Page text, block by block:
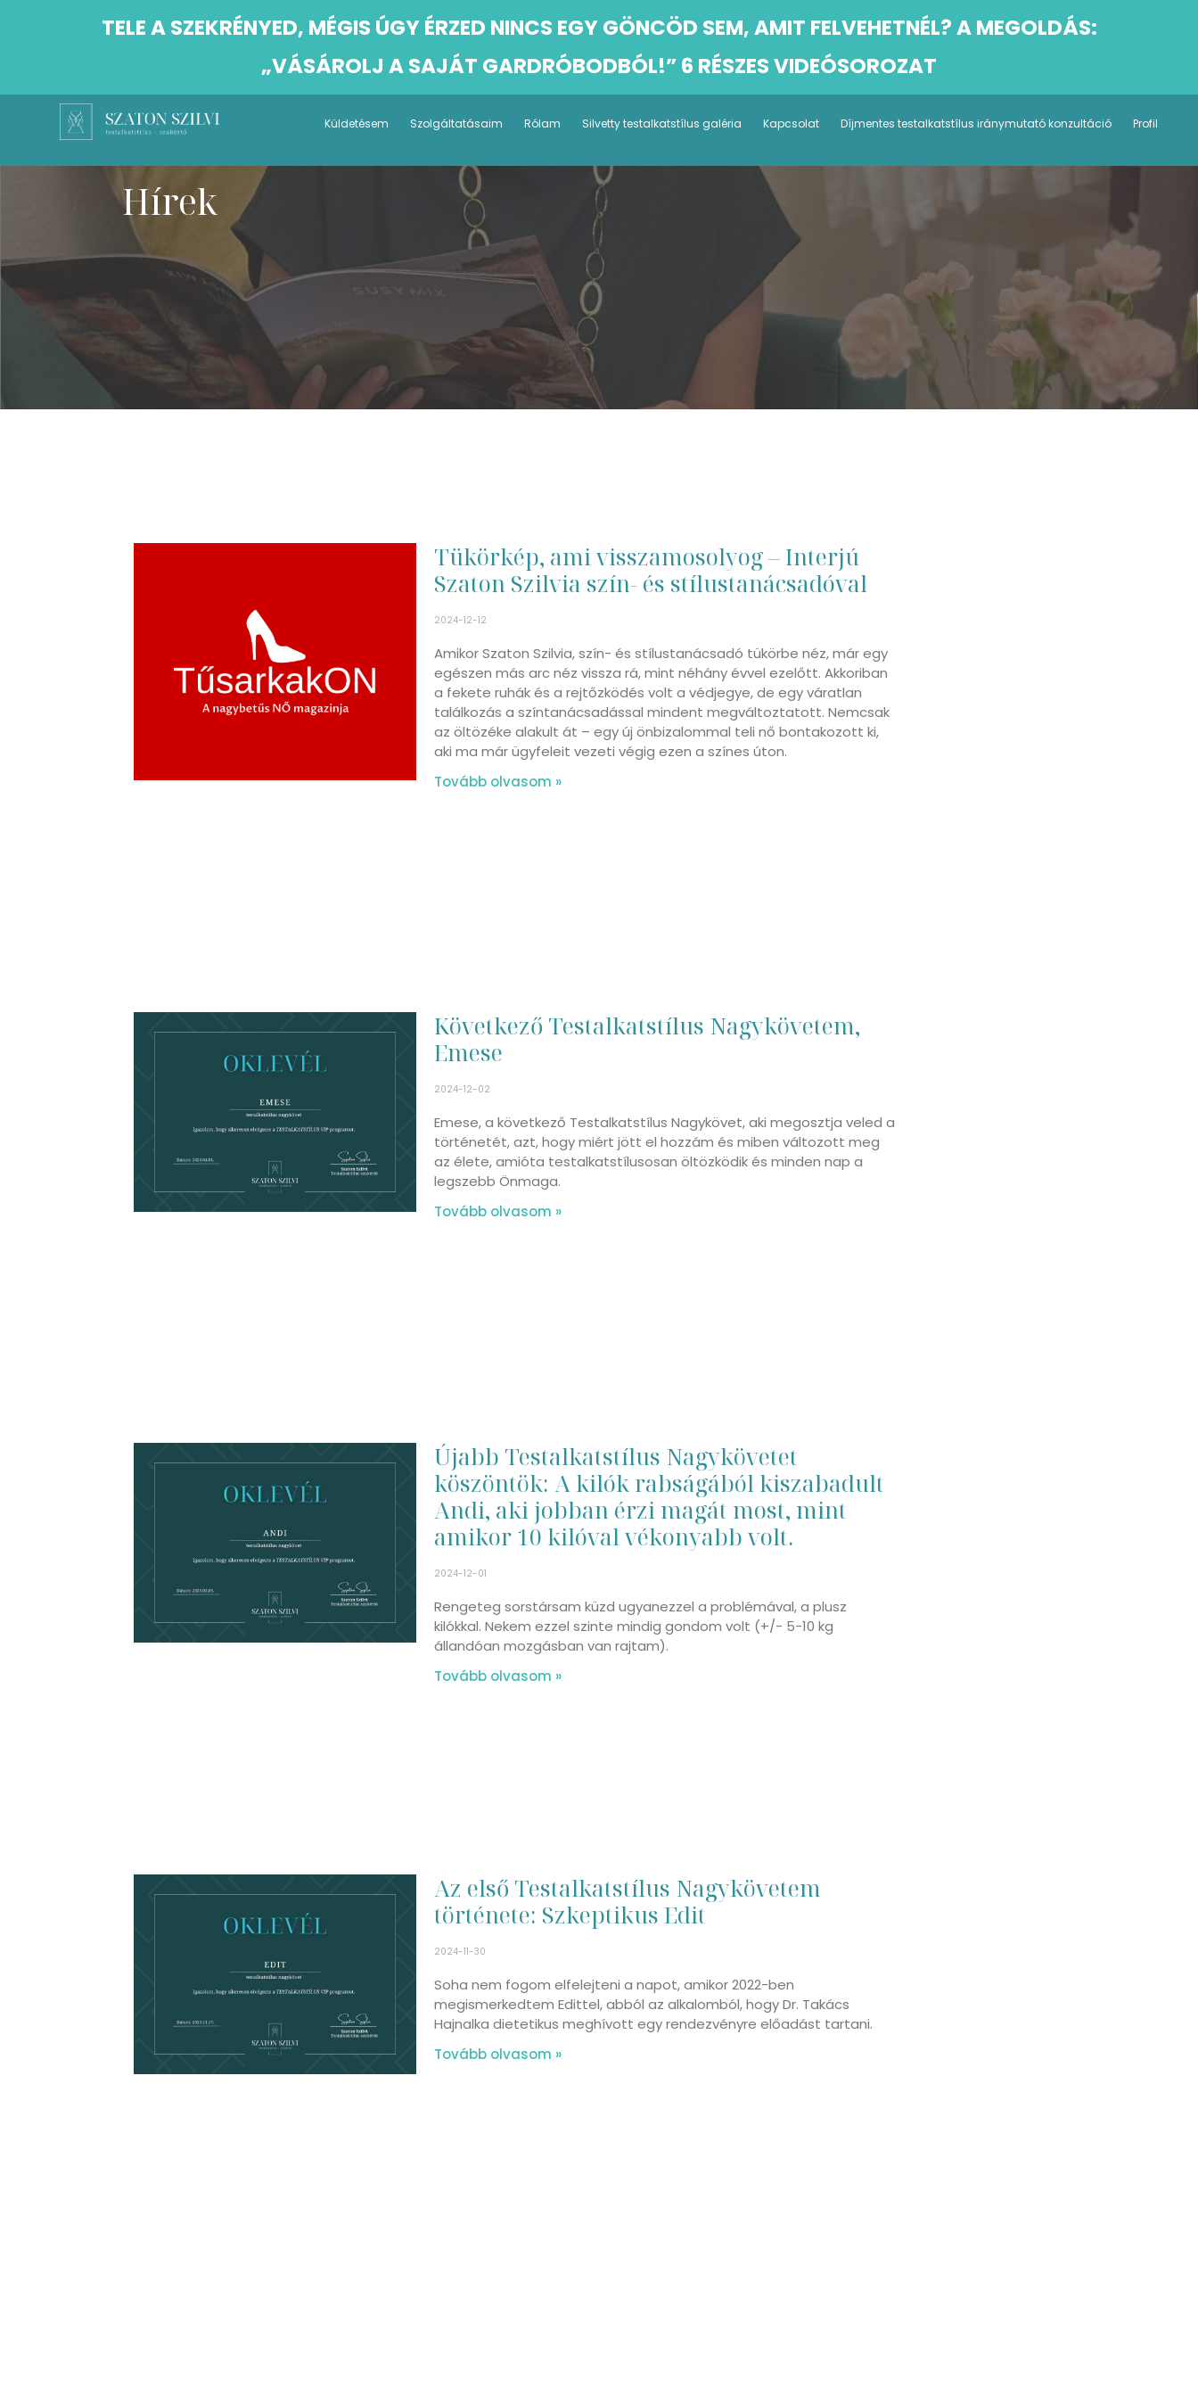
TELE A SZEKRÉNYED, MÉGIS ÚGY ÉRZED NINCS EGY GÖNCÖD SEM, AMIT FELVEHETNÉL? A MEGOLDÁS:
„VÁSÁROLJ A SAJÁT GARDRÓBODBÓL!” 6 RÉSZES VIDEÓSOROZAT
Küldetésem Szolgáltatásaim Rólam Silvetty testalkatstílus galéria Kapcsolat Díjmentes testalkatstílus iránymutató konzultáció Profil
Hírek
Tükörkép, ami visszamosolyog – Interjú
Szaton Szilvia szín- és stílustanácsadóval
2024-12-12
Amikor Szaton Szilvia, szín- és stílustanácsadó tükörbe néz, már egy
egészen más arc néz vissza rá, mint néhány évvel ezelőtt. Akkoriban
a fekete ruhák és a rejtőzködés volt a védjegye, de egy váratlan
találkozás a színtanácsadással mindent megváltoztatott. Nemcsak
az öltözéke alakult át – egy új önbizalommal teli nő bontakozott ki,
aki ma már ügyfeleit vezeti végig ezen a színes úton.
Tovább olvasom »
Következő Testalkatstílus Nagykövetem,
Emese
2024-12-02
Emese, a következő Testalkatstílus Nagykövet, aki megosztja veled a
történetét, azt, hogy miért jött el hozzám és miben változott meg
az élete, amióta testalkatstílusosan öltözködik és minden nap a
legszebb Önmaga.
Tovább olvasom »
Újabb Testalkatstílus Nagykövetet
köszöntök: A kilók rabságából kiszabadult
Andi, aki jobban érzi magát most, mint
amikor 10 kilóval vékonyabb volt.
2024-12-01
Rengeteg sorstársam küzd ugyanezzel a problémával, a plusz
kilókkal. Nekem ezzel szinte mindig gondom volt (+/- 5-10 kg
állandóan mozgásban van rajtam).
Tovább olvasom »
Az első Testalkatstílus Nagykövetem
története: Szkeptikus Edit
2024-11-30
Soha nem fogom elfelejteni a napot, amikor 2022-ben
megismerkedtem Edittel, abból az alkalomból, hogy Dr. Takács
Hajnalka dietetikus meghívott egy rendezvényre előadást tartani.
Tovább olvasom »